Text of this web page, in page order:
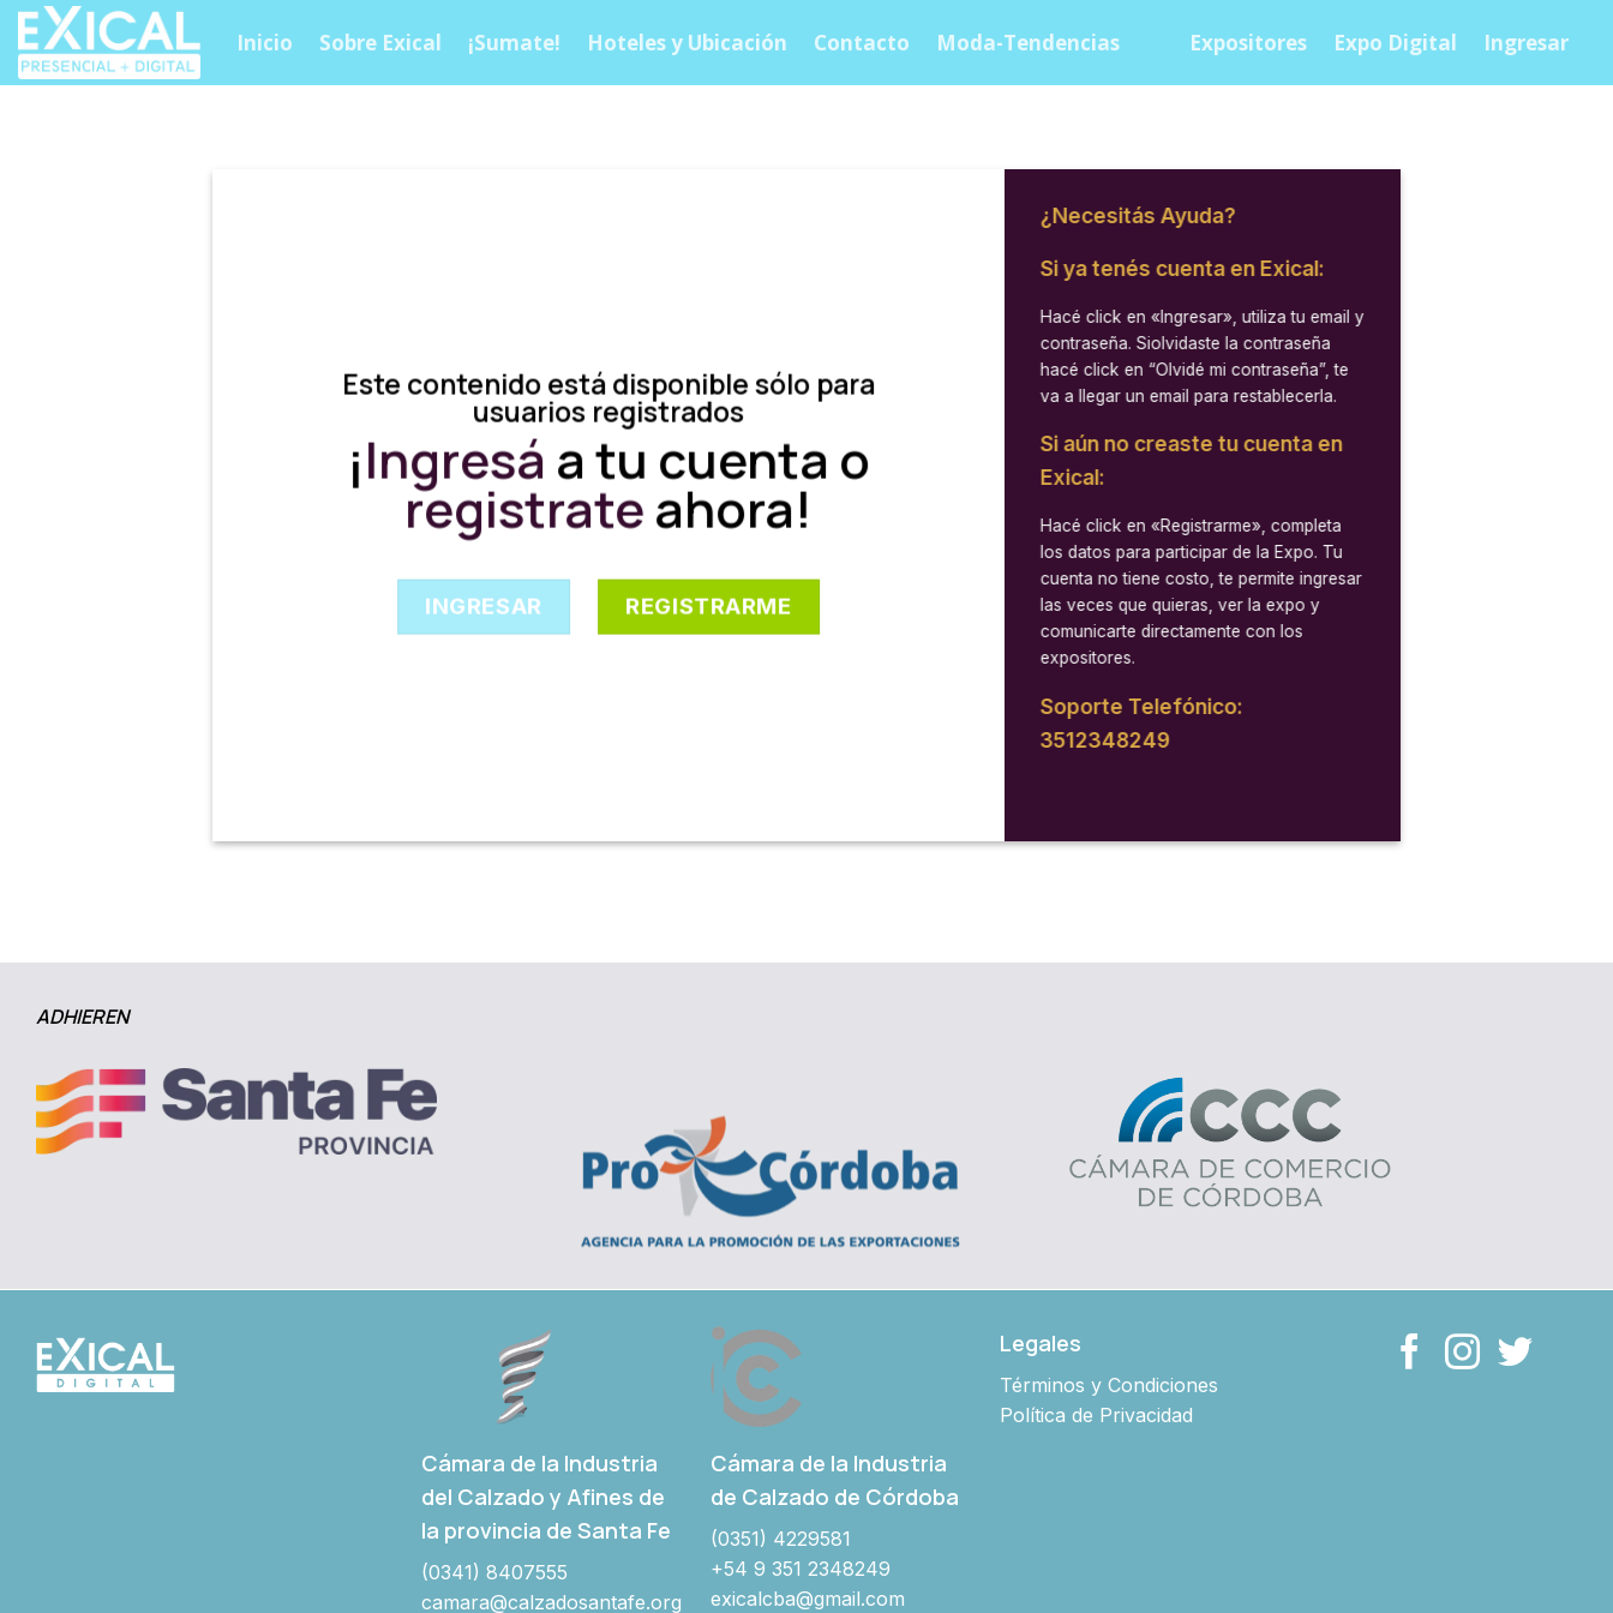
Skip
content
Inicio Sobre Exical ¡Sumate! Hoteles y Ubicación Contacto Moda-Tendencias Expositores Expo Digital Ingresar
Este contenido está disponible sólo para
usuarios registrados
¡Ingresá a tu cuenta o
registrateahora!
INGRESAR REGISTRARME
¿Necesitás Ayuda?
Si ya tenés cuenta en Exical:
Hacé click en «Ingresar», utiliza tu email y
contraseña. Siolvidaste la contraseña
hacé click en “Olvidé mi contraseña”, te
va a llegar un email para restablecerla.
Si aún no creaste tu cuenta en
Exical:
Hacé click en «Registrarme», completa
los datos para participar de la Expo. Tu
cuenta no tiene costo, te permite ingresar
las veces que quieras, ver la expo y
comunicarte directamente con los
expositores.
Soporte Telefónico:
3512348249
ADHIEREN
Cámara de la Industria
del Calzado y Afines de
la provincia de Santa Fe
(0341) 8407555
camara@calzadosantafe.org
Cámara de la Industria
de Calzado de Córdoba
(0351) 4229581
+54 9 351 2348249
exicalcba@gmail.com
Legales
Términos y Condiciones
Política de Privacidad